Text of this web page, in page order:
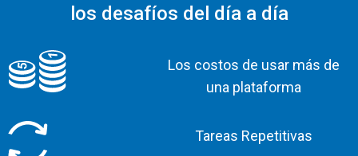
los desafíos del día a día
Los costos de usar más de
una plataforma
Tareas Repetitivas